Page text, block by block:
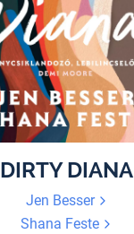
DIRTY DIANA
Jen Besser
Shana Feste